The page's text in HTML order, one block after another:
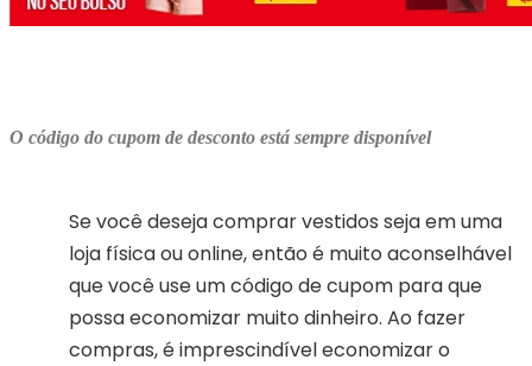
O código do cupom de desconto está sempre disponível
Se você deseja comprar vestidos seja em uma
loja física ou online, então é muito aconselhável
que você use um código de cupom para que
possa economizar muito dinheiro. Ao fazer
compras, é imprescindível economizar o